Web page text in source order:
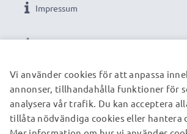
VÅRA BETALNINGSALTERNATIV
Impressum
VÅRA FRAKTPARTNERS
Vi använder cookies för att anpassa
annonser, tillhandahålla funktioner för
analysera vår trafik. Du kan acceptera
tillåta nödvändiga cookies eller hantera